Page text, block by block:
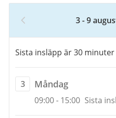
Vecka
32,
3
till
3 - 9
Sista insläpp är 30
3
måndag
3
Måndag
09:00- 15:00 Sista